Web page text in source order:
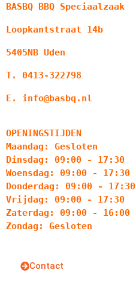
BASBQ BBQ Speciaalzaak
Loopkantstraat 14b
5405NB Uden
T. 0413-322798
E. info@basbq.nl
OPENINGSTIJDEN
Maandag: Gesloten
Dinsdag: 09:00 - 17:30
Woensdag: 09:00 - 17:30
Donderdag: 09:00 - 17:30
Vrijdag: 09:00 - 17:30
Zaterdag: 09:00 - 16:00
Zondag: Gesloten
Contact